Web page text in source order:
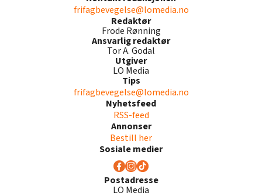
frifagbevegelse@lomedia.no
Redaktør
Frode Rønning
Ansvarlig redaktør
Tor A. Godal
Utgiver
LO Media
Tips
frifagbevegelse@lomedia.no
Nyhetsfeed
RSS-feed
Annonser
Bestill her
Sosiale medier
Postadresse
LO Media